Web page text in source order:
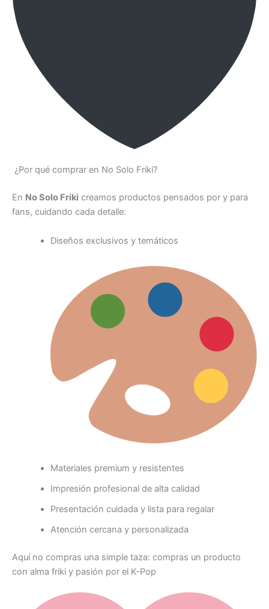
¿Por qué comprar en No Solo Friki?
En No Solo Friki creamos productos pensados por y para
fans, cuidando cada detalle:
Diseños exclusivos y temáticos
Materiales premium y resistentes
Impresión profesional de alta calidad
Presentación cuidada y lista para regalar
Atención cercana y personalizada
Aquí no compras una simple taza: compras un producto
con alma friki y pasión por el K-Pop